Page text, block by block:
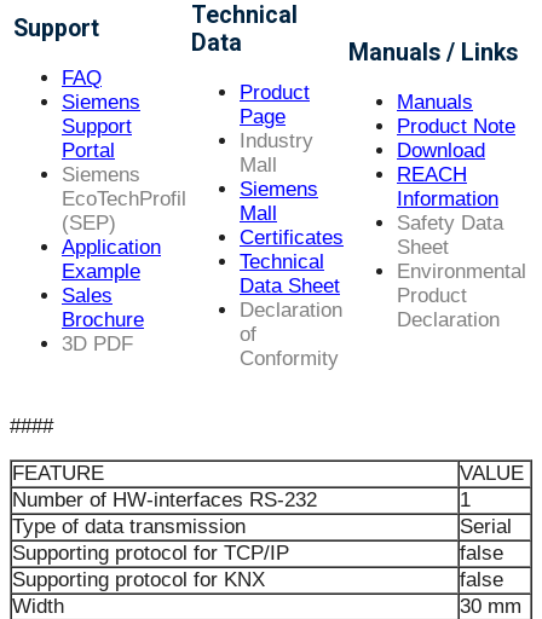
Support
FAQ
Siemens
Support
Portal
Siemens
EcoTechProfil
(SEP)
Application
Example
Sales
Brochure
3D PDF
Technical
Data
Product
Page
Industry
Mall
Siemens
Mall
Certificates
Technical
Data Sheet
Declaration
of
Conformity
Manuals / Links
Manuals
Product Note
Download
REACH
Information
Safety Data
Sheet
Environmental
Product
Declaration
####
FEATURE
VALUE
Number of HW-interfaces RS-232
1
Type of data transmission
Serial
Supporting protocol for TCP/IP
false
Supporting protocol for KNX
false
Width
30 mm